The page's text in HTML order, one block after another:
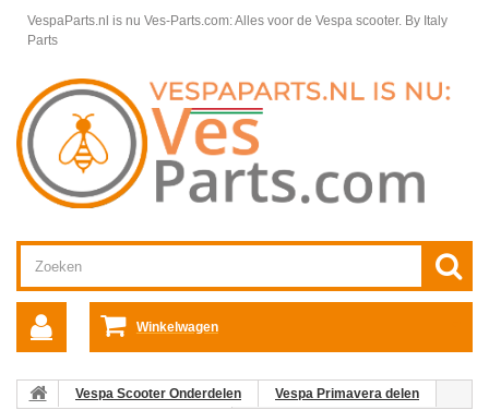
VespaParts.nl is nu Ves-Parts.com: Alles voor de Vespa scooter. By Italy
Parts
Winkelwagen
Vespa Scooter Onderdelen
Vespa Primavera delen